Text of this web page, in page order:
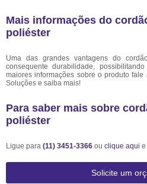
Mais informações do
poliéster
Uma das grandes vantagens do
consequente durabilidade,
maiores informações sobre o produto
Soluções e saiba mais!
Para saber mais sobre
poliéster
Ligue para (11) 3451-3366 ou clique aqui e
Solicite um